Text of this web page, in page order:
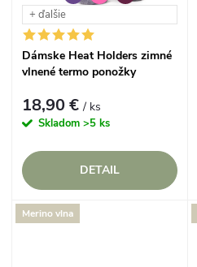
o
v
o
v
+ ďalšie
Dámske Heat Holders zimné
vlnené termo ponožky
18,90 €/ ks
Skladom >5 ks
DETAIL
Merino vlna